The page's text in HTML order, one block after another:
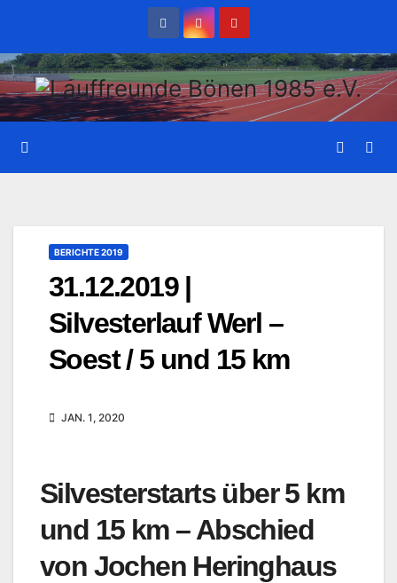
wechseln
BERICHTE 2019
31.12.2019 |
Silvesterlauf Werl –
Soest / 5 und 15 km
JAN. 1, 2020
Silvesterstarts über 5 km
und 15 km – Abschied
von Jochen Heringhaus